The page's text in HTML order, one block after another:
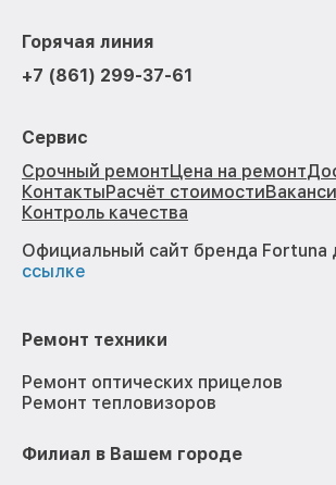
Горячая линия
+7 (861) 299-37-61
Сервис
Срочный ремонтЦена на ремонт
КонтактыРасчёт стоимости
Контроль качества
Официальный сайт бренда Fortuna
ссылке
Ремонт техники
Ремонт оптических прицелов
Ремонт тепловизоров
Филиал в Вашем городе